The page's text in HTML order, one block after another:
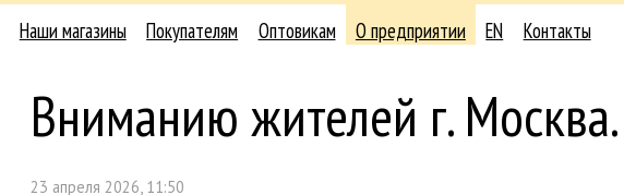
Наши магазины Покупателям Оптовикам О предприятии EN Контакты
Вниманию жителей г.
23 апреля 2026, 11:50